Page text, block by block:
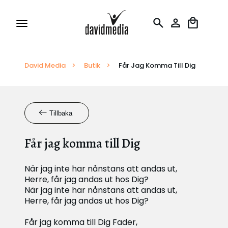
David Media > Butik > Får Jag Komma Till Dig
Tillbaka
Får jag komma till Dig
När jag inte har nånstans att andas ut,
Herre, får jag andas ut hos Dig?
När jag inte har nånstans att andas ut,
Herre, får jag andas ut hos Dig?
Får jag komma till Dig Fader,
Tillstånd och Licenser
Översättningar